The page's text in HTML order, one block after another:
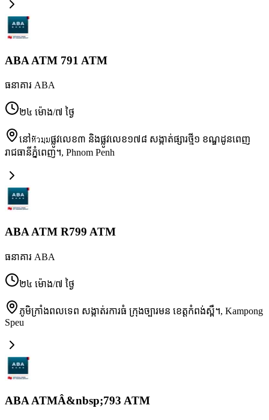
ABA ATM 791 ATM
ធនាគារ ABA
២៤ ម៉ោង/៧ ថ្ងៃ
នៅหัวมุมផ្លូវលេខ៣ និងផ្លូវលេខ១៧៨ សង្កាត់ផ្សារថ្មី១ ខណ្ឌដូនពេញ
រាជធានីភ្នំពេញ។, Phnom Penh
ABA ATM R799 ATM
ធនាគារ ABA
២៤ ម៉ោង/៧ ថ្ងៃ
ភូមិក្រាំងពលទេព សង្កាត់រការធំ ក្រុងច្បារមន ខេត្តកំពង់ស្ពឺ។, Kampong
Speu
ABA ATMÂ&nbsp;793 ATM